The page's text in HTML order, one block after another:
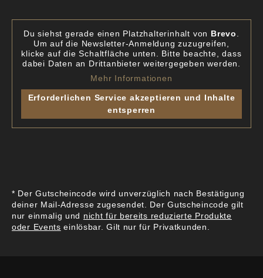
Du siehst gerade einen Platzhalterinhalt von Brevo.
Um auf die Newsletter-Anmeldung zuzugreifen,
klicke auf die Schaltfläche unten. Bitte beachte, dass
dabei Daten an Drittanbieter weitergegeben werden.
Mehr Informationen
Erforderlichen Service akzeptieren und Inhalte
entsperren
* Der Gutscheincode wird unverzüglich nach Bestätigung
deiner Mail-Adresse zugesendet. Der Gutscheincode gilt
nur einmalig und nicht für bereits reduzierte Produkte
oder Events einlösbar. Gilt nur für Privatkunden.